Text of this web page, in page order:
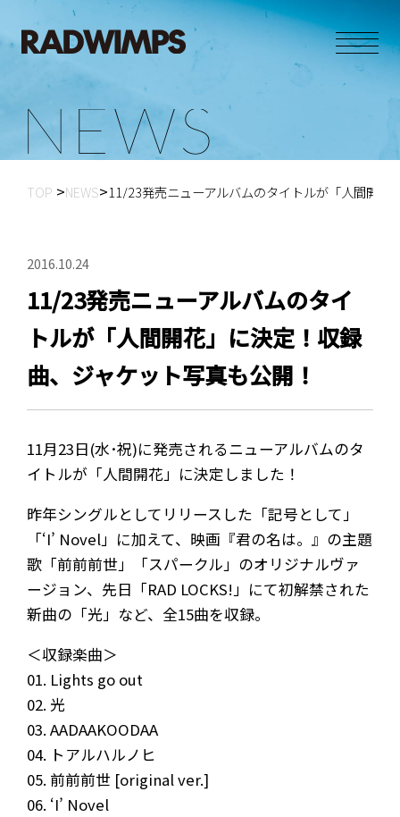
N E WS
TOP NEWS 11/23発売ニューアルバムのタイトルが「人間開花
2016.10.24
11/23発売ニューアルバムのタイ
トルが「人間開花」に決定！収録
曲、ジャケット写真も公開！
11月23日(水･祝)に発売されるニューアルバムのタ
イトルが「人間開花」に決定しました！
昨年シングルとしてリリースした「記号として」
「‘I’ Novel」に加えて、映画『君の名は。』の主題
歌「前前前世」「スパークル」のオリジナルヴァ
ージョン、先日「RAD LOCKS!」にて初解禁された
新曲の「光」など、全15曲を収録。
＜収録楽曲＞
01. Lights go out
02. 光
03. AADAAKOODAA
04. トアルハルノヒ
05. 前前前世 [original ver.]
06. ‘I’ Novel